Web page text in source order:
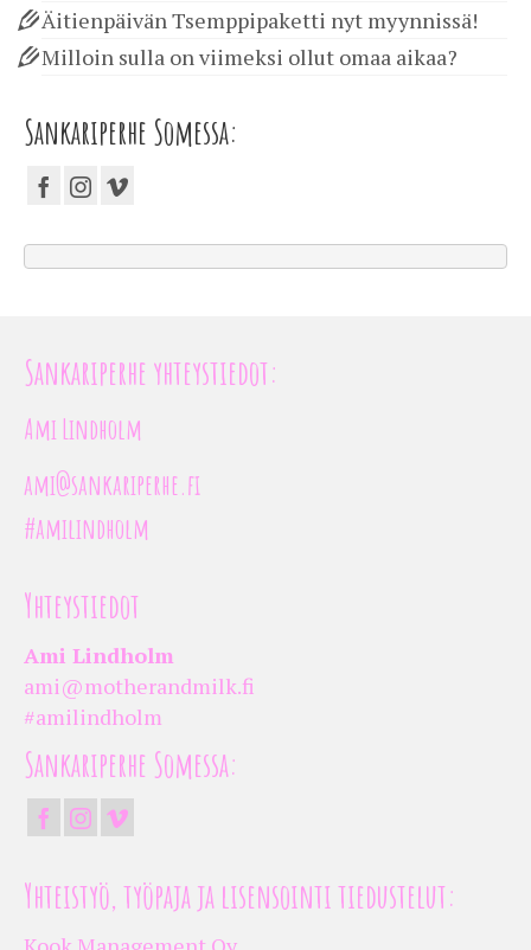
Äitienpäivän Tsemppipaketti nyt myynnissä!
Milloin sulla on viimeksi ollut omaa aikaa?
Sankariperhe Somessa:
Sankariperhe yhteystiedot:
Ami Lindholm
ami@sankariperhe.fi
#amilindholm
Yhteystiedot
Ami Lindholm
ami@motherandmilk.fi
#amilindholm
Sankariperhe Somessa:
Yhteistyö, työpaja ja lisensointi tiedustelut: